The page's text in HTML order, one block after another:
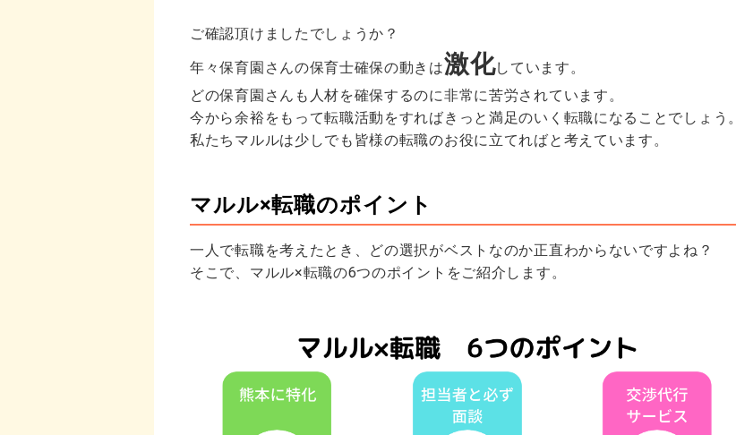
ご確認頂けましたでしょうか？
年々保育園さんの保育士確保の動きは激化しています。
どの保育園さんも人材を確保するのに非常に苦労されています。
今から余裕をもって転職活動をすればきっと満足のいく転職になることでしょう。
私たちマルルは少しでも皆様の転職のお役に立てればと考えています。
マルル×転職のポイント
一人で転職を考えたとき、どの選択がベストなのか正直わからないですよね？
そこで、マルル×転職の6つのポイントをご紹介します。